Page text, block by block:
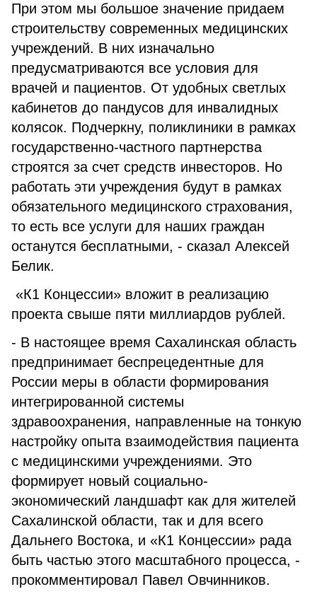
При этом мы большое значение придаем
строительству современных медицинских
учреждений. В них изначально
предусматриваются все условия для
врачей и пациентов. От удобных светлых
кабинетов до пандусов для инвалидных
колясок. Подчеркну, поликлиники в рамках
государственно-частного партнерства
строятся за счет средств инвесторов. Но
работать эти учреждения будут в рамках
обязательного медицинского страхования,
то есть все услуги для наших граждан
останутся бесплатными, - сказал Алексей
Белик.
«К1 Концессии» вложит в реализацию
проекта свыше пяти миллиардов рублей.
- В настоящее время Сахалинская область
предпринимает беспрецедентные для
России меры в области формирования
интегрированной системы
здравоохранения, направленные на тонкую
настройку опыта взаимодействия пациента
с медицинскими учреждениями. Это
формирует новый социально-
экономический ландшафт как для жителей
Сахалинской области, так и для всего
Дальнего Востока, и «К1 Концессии» рада
быть частью этого масштабного процесса, -
прокомментировал Павел Овчинников.